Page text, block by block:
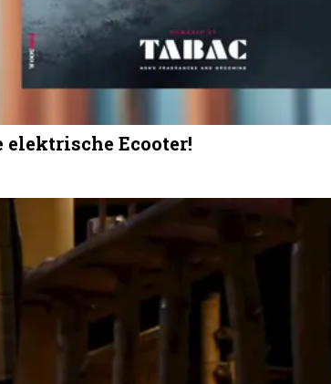
elektrische Ecooter!